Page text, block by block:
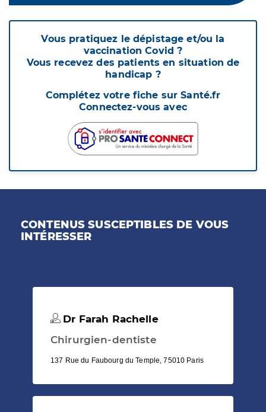
Vous pratiquez le dépistage et/ou la
vaccination Covid ?
Vous recevez des patients en situation de
handicap ?
Complétez votre fiche sur Santé.fr
Connectez-vous avec
CONTENUS SUSCEPTIBLES DE VOUS
INTÉRESSER
Dr Farah Rachelle
Chirurgien-dentiste
137 Rue du Faubourg du Temple, 75010 Paris